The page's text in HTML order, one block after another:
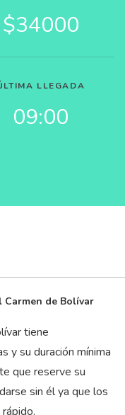
$34000
LLEGADA
09:00
de Bolívar
tiene
y su duración mínima
que reserve su
sin él ya que los